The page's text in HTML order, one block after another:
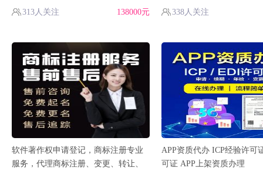
ChatGPT插件开发
313人关注 138000元
338人关注
软件著作权申请登记，商标注册专业
服务，代理商标注册、变更、转让、
APP资质代办 ICP经验许可
可证 APP上架资质办理